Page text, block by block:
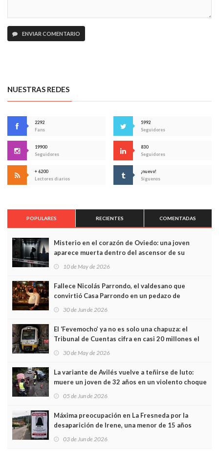
ENVIAR COMENTARIO
NUESTRAS REDES
2292
Fans
5992
Seguidores
19900
Seguidores
830
Seguidores
+ 6200
Lectores diarios
¡nuevo!
Síguenos
POPULARES RECIENTES COMENTADAS
Misterio en el corazón de Oviedo: una joven
aparece muerta dentro del ascensor de su
10 de May de 2026
Fallece Nicolás Parrondo, el valdesano que
convirtió Casa Parrondo en un pedazo de
30 de Jun de 2026
El ‘Fevemocho’ ya no es solo una chapuza: el
Tribunal de Cuentas cifra en casi 20 millones el
30 de May de 2026
La variante de Avilés vuelve a teñirse de luto:
muere un joven de 32 años en un violento choque
05 de Jun de 2026
Máxima preocupación en La Fresneda por la
desaparición de Irene, una menor de 15 años
03 de Jun de 2026